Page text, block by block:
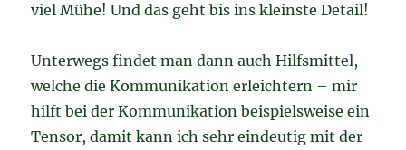
viel Mühe! Und das geht bis ins kleinste Detail!
Unterwegs findet man dann auch Hilfsmittel,
welche die Kommunikation erleichtern – mir
hilft bei der Kommunikation beispielsweise ein
Tensor, damit kann ich sehr eindeutig mit der